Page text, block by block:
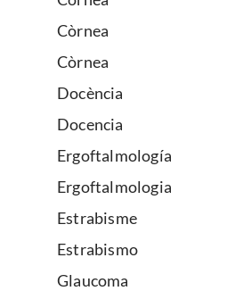
Còrnea
Còrnea
Docència
Docencia
Ergoftalmología
Ergoftalmologia
Estrabisme
Estrabismo
Glaucoma